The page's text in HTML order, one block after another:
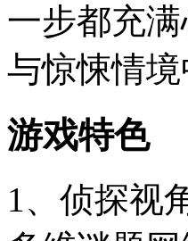
一步都充
与惊悚情
游戏特色
1、侦探视